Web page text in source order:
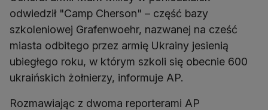
odwiedził "Camp Cherson" – część bazy
szkoleniowej Grafenwoehr, nazwanej na cześć
miasta odbitego przez armię Ukrainy jesienią
ubiegłego roku, w którym szkoli się obecnie 600
ukraińskich żołnierzy, informuje AP.
Rozmawiając z dwoma reporterami AP